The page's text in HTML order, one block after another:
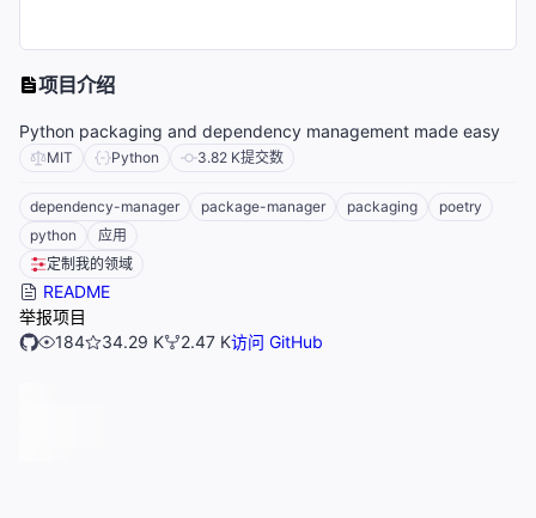
项目介绍
Python packaging and dependency management made easy
MIT Python 3.82 K提交数
dependency-manager package-manager packaging
poetry
python
应用
定制我的领域
README
举报项目
184
34.29 K 2.47 K访问 GitHub